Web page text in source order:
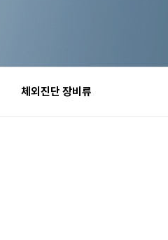
체외진단 장비류